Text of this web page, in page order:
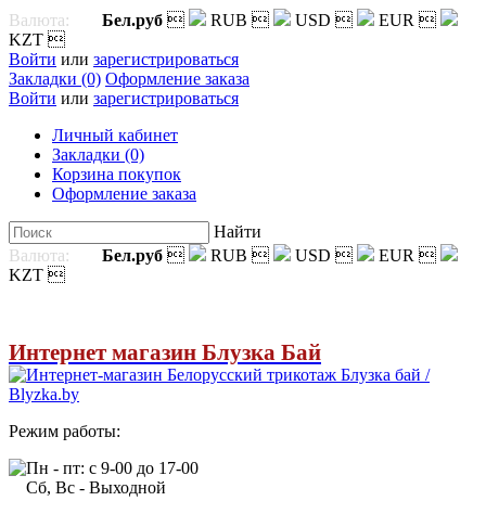
Валюта: Бел.руб  RUB  USD  EUR 
KZT 
Войти или зарегистрироваться
Закладки (0) Оформление заказа
Войти или зарегистрироваться
Личный кабинет
Закладки (0)
Корзина покупок
Оформление заказа
Найти
Валюта:
Бел.руб  RUB  USD  EUR 
KZT 
Интернет магазин Блузка Бай
Режим работы:
Пн - пт: с 9-00 до 17-00
Сб, Вс - Выходной